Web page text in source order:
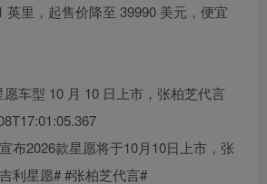
英里，起售价降至 39990 美元，便宜
车型 10 月 10 日上市，张柏芝代言
布2026款星愿将于10月10日上市，张
利星愿# #张柏芝代言#